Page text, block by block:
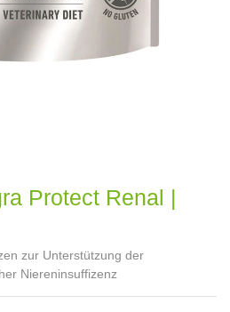
Protect Renal |
zur Unterstützung der
Niereninsuffizenz